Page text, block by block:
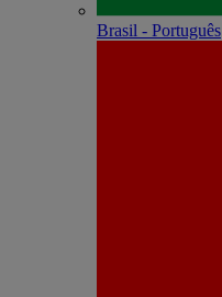
Brasil - Português